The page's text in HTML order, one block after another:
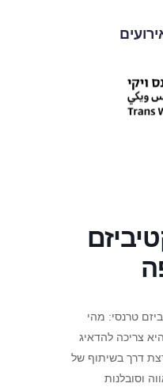
טרנסי: מהי
צריכה להדאיג
דרך בשיתוף של
וסובלנות